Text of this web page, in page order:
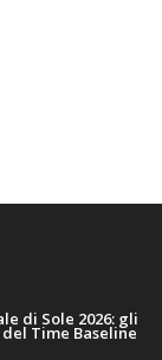
di Sole 2026: gli
Time Baseline